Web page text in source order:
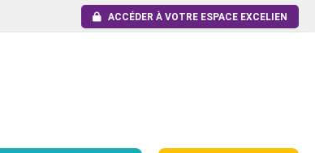
ACCÉDER À VOTRE ESPACE EXCELIEN